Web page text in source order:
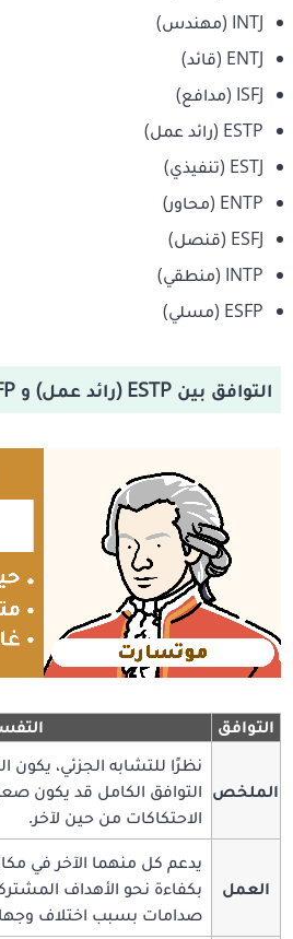
INTJ (مهندس)
ENTJ (قائد)
ISFJ (مدافع)
ESTP (رائد عمل)
ESTJ (تنفيذي)
ENTP (محاور)
ESFJ (قنصل)
INTP (منطقي)
ESFP (مسلي)
التوافق بين ESTP (رائد عمل) و ISFP (مغامر)
التوافق
الملخص
نظرًا للتشابه الجزئي،
التوافق الكامل قد يكون
الاحتكاكات من حين لآخر.
العمل
يدعم كل منهما الآخر في
بكفاءة نحو الأهداف
صدامات بسبب اختلاف